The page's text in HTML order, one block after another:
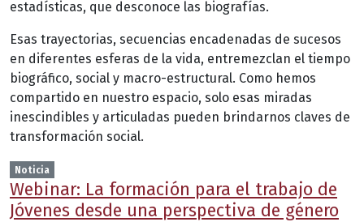
estadísticas, que desconoce las biografías.
Esas trayectorias, secuencias encadenadas de sucesos
en diferentes esferas de la vida, entremezclan el tiempo
biográfico, social y macro-estructural. Como hemos
compartido en nuestro espacio, solo esas miradas
inescindibles y articuladas pueden brindarnos claves de
transformación social.
Noticia
Webinar: La formación para el trabajo de
Jóvenes desde una perspectiva de género